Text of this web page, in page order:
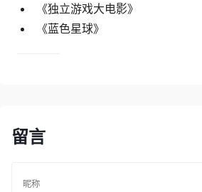
《独立游戏大电影》
《蓝色星球》
留言